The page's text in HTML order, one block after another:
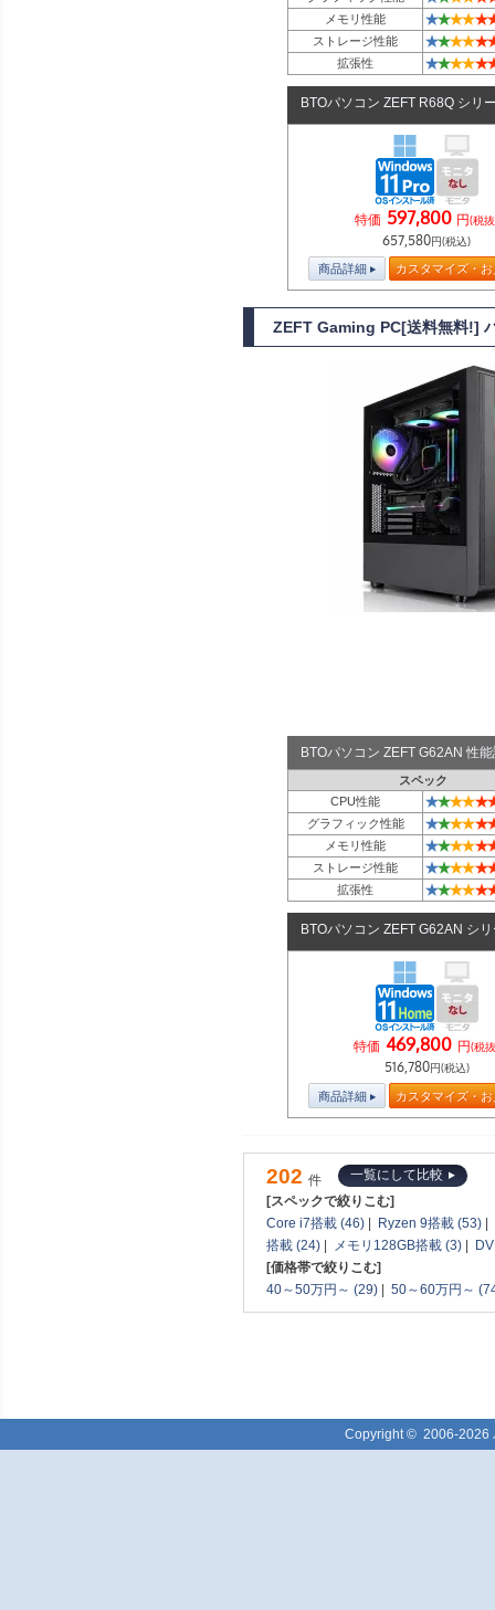
メモリ性能 ★★★★★
ストレージ性能 ★★★★★
拡張性 ★★★★★
BTOパソコン ZEFT R68Q シリ
特価 597,800 円(税
657,580円(税込)
商品詳細 カスタマイズ・
ZEFT Gaming PC[送料無料!]
BTOパソコン ZEFT G62AN 性
スペック
CPU性能
★★★★★
グラフィック性能 ★★★★★
メモリ性能 ★★★★★
ストレージ性能 ★★★★★
拡張性 ★★★★★
BTOパソコン ZEFT G62AN シ
特価 469,800 円(税
516,780円(税込)
商品詳細 カスタマイズ・
202 件
一覧にして比較
[スペックで絞りこむ]
Core i7搭載 (46)
Ryzen 9搭載 (53)
搭載 (24)
メモリ128GB搭載 (3)
[価格帯で絞りこむ]
40～50万円～ (29)
50～60万円～
Copyright © 2006-2026